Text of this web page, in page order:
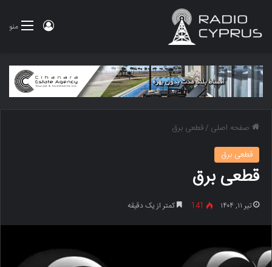
منو ورود
صفحه اصلی /قطعی برق
قطعی برق
قطعی برق
تیر ۱۱, ۱۴۰۴ 141 کمتر از یک دقیقه